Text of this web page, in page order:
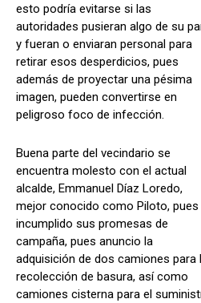
esto podría evitarse si las
autoridades pusieran algo de su
y fueran o enviaran personal para
retirar esos desperdicios, pues
además de proyectar una pésima
imagen, pueden convertirse en
peligroso foco de infección.
Buena parte del vecindario se
encuentra molesto con el actual
alcalde, Emmanuel Díaz Loredo,
mejor conocido como Piloto, pues
incumplido sus promesas de
campaña, pues anuncio la
adquisición de dos camiones para
recolección de basura, así como
camiones cisterna para el